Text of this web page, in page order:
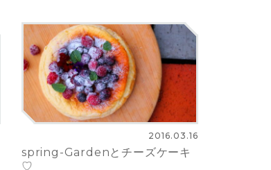
2016.03.16
spring-Gardenとチーズケーキ
♡